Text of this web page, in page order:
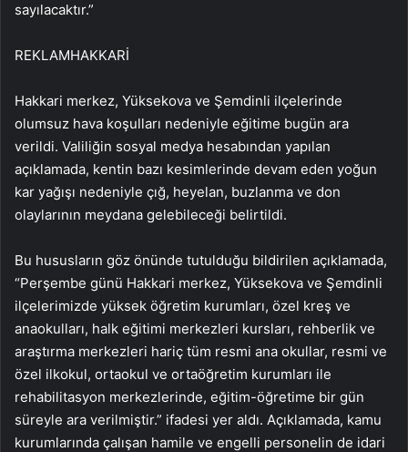
sayılacaktır.”
REKLAMHAKKARİ
Hakkari merkez, Yüksekova ve Şemdinli ilçelerinde
olumsuz hava koşulları nedeniyle eğitime bugün ara
verildi. Valiliğin sosyal medya hesabından yapılan
açıklamada, kentin bazı kesimlerinde devam eden yoğun
kar yağışı nedeniyle çığ, heyelan, buzlanma ve don
olaylarının meydana gelebileceği belirtildi.
Bu hususların göz önünde tutulduğu bildirilen açıklamada,
“Perşembe günü Hakkari merkez, Yüksekova ve Şemdinli
ilçelerimizde yüksek öğretim kurumları, özel kreş ve
anaokulları, halk eğitimi merkezleri kursları, rehberlik ve
araştırma merkezleri hariç tüm resmi ana okullar, resmi ve
özel ilkokul, ortaokul ve ortaöğretim kurumları ile
rehabilitasyon merkezlerinde, eğitim-öğretime bir gün
süreyle ara verilmiştir.” ifadesi yer aldı. Açıklamada, kamu
kurumlarında çalışan hamile ve engelli personelin de idari